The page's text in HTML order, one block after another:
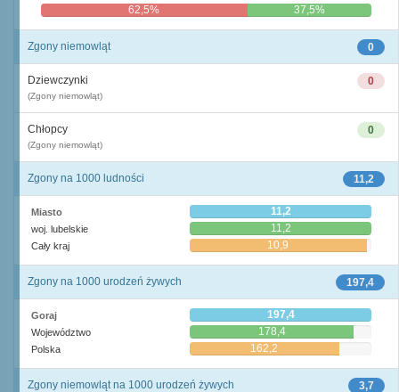
62,5% 37,5%
0
Zgony niemowląt
0
Dziewczynki
(Zgony niemowląt)
0
Chłopcy
(Zgony niemowląt)
11,2
Zgony na 1000 ludności
Miasto 11,2
woj. lubelskie 11,2
Cały kraj 10,9
197,4
Zgony na 1000 urodzeń żywych
Goraj 197,4
Województwo 178,4
Polska 162,2
3,7
Zgony niemowląt na 1000 urodzeń żywych